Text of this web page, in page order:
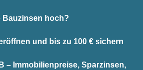
Bauzinsen hoch?
und bis zu 100 € sichern
– Immobilienpreise, Sparzinsen,